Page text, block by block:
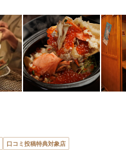
口コミ投稿特典対象店